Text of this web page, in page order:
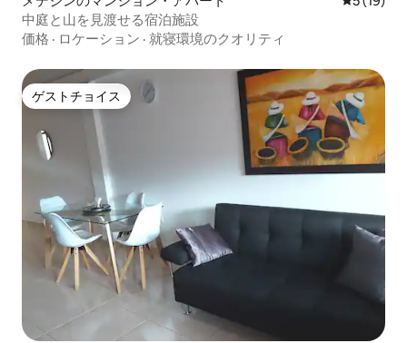
中庭と山を見渡せる宿泊施設
価格 · ロケーション · 就寝環境のクオリティ
ゲストチョイス
ゲストチョイス